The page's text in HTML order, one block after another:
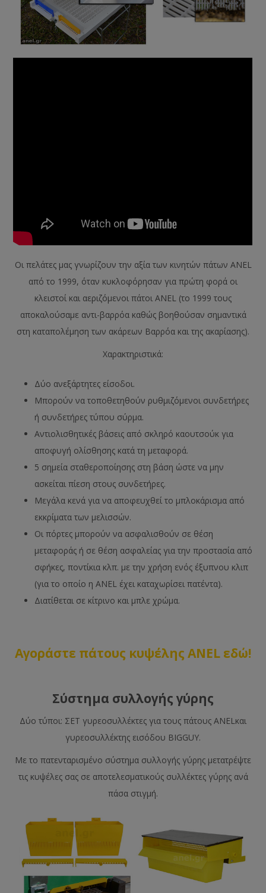
Οι πελάτες μας γνωρίζουν την αξία των κινητών πάτων ANEL
από το 1999, όταν κυκλοφόρησαν για πρώτη φορά οι
κλειστοί και αεριζόμενοι πάτοι ANEL (το 1999 τους
αποκαλούσαμε αντι-βαρρόα καθώς βοηθούσαν σημαντικά
στη καταπολέμηση των ακάρεων Βαρρόα και της ακαρίασης).
Χαρακτηριστικά:
Δύο ανεξάρτητες είσοδοι.
Μπορούν να τοποθετηθούν ρυθμιζόμενοι συνδετήρες
ή συνδετήρες τύπου σύρμα.
Αντιολισθητικές βάσεις από σκληρό καουτσούκ για
αποφυγή ολίσθησης κατά τη μεταφορά.
5 σημεία σταθεροποίησης στη βάση ώστε να μην
ασκείται πίεση στους συνδετήρες.
Μεγάλα κενά για να αποφευχθεί το μπλοκάρισμα από
εκκρίματα των μελισσών.
Οι πόρτες μπορούν να ασφαλισθούν σε θέση
μεταφοράς ή σε θέση ασφαλείας για την προστασία από
σφήκες, ποντίκια κλπ. με την χρήση ενός έξυπνου κλιπ
(για το οποίο η ANEL έχει καταχωρίσει πατέντα).
Διατίθεται σε κίτρινο και μπλε χρώμα.
Αγοράστε πάτους κυψέλης ANEL εδώ!
Σύστημα συλλογής γύρης
Δύο τύποι: ΣΕΤ γυρεοσυλλέκτες για τους πάτους ANELκαι
γυρεοσυλλέκτης εισόδου BIGGUY.
Με το πατενταρισμένο σύστημα συλλογής γύρης μετατρέψτε
τις κυψέλες σας σε αποτελεσματικούς συλλέκτες γύρης ανά
πάσα στιγμή.